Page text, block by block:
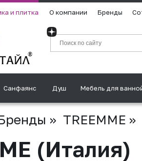
и плитка О компании Бренды
Санфаянс Душ Мебель для
» TREEMME »
(Италия)